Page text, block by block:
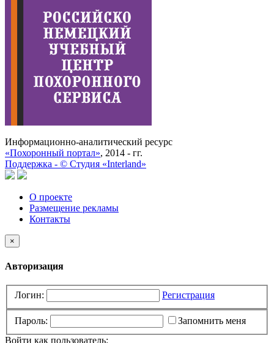
Информационно-аналитический ресурс
«Похоронный портал», 2014 - гг.
Поддержка - © Cтудия «Interland»
О проекте
Размещение рекламы
Контакты
×
Авторизация
Логин: Регистрация
Пароль:
Запомнить меня
Войти как пользователь: